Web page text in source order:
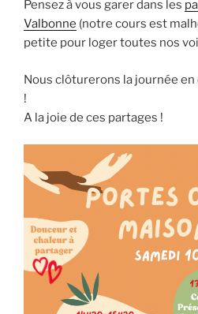
Pensez à vous garer dans les
Valbonne (notre cours est
petite pour loger toutes nos
Nous clôturerons la journée
!
A la joie de ces partages !